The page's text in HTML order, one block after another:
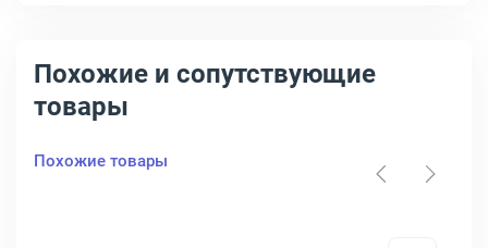
Похожие и сопутствующие
товары
Похожие товары